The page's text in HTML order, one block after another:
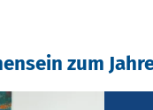
zum